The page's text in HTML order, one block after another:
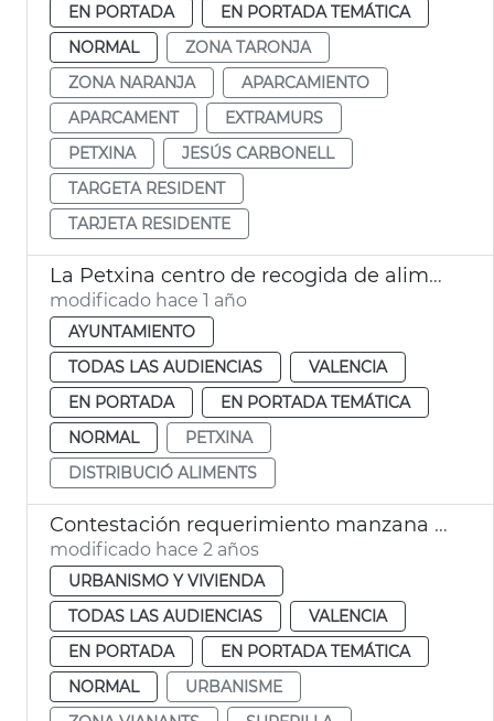
EN PORTADA
EN PORTADA TEMÁTICA
NORMAL
ZONA TARONJA
ZONA NARANJA
APARCAMIENTO
APARCAMENT
EXTRAMURS
PETXINA
JESÚS CARBONELL
TARGETA RESIDENT
TARJETA RESIDENTE
La Petxina centro de recogida de alimentos
modificado hace 1 año
AYUNTAMIENTO
TODAS LAS AUDIENCIAS
VALENCIA
EN PORTADA
EN PORTADA TEMÁTICA
NORMAL
PETXINA
DISTRIBUCIÓ ALIMENTS
Contestación requerimiento manzana Petxina
modificado hace 2 años
URBANISMO Y VIVIENDA
TODAS LAS AUDIENCIAS
VALENCIA
EN PORTADA
EN PORTADA TEMÁTICA
NORMAL
URBANISME